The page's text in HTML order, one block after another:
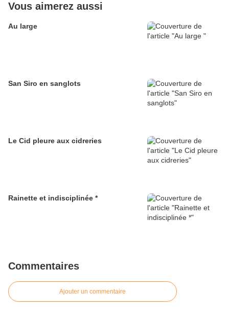
Vous aimerez aussi
Au large
San Siro en sanglots
Le Cid pleure aux cidreries
Rainette et indisciplinée *
Commentaires
Ajouter un commentaire